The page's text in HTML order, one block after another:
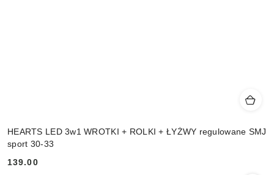
HEARTS LED 3w1 WROTKI + ROLKI + ŁYŻWY regulowane SMJ
sport 30-33
Cena:
139.00